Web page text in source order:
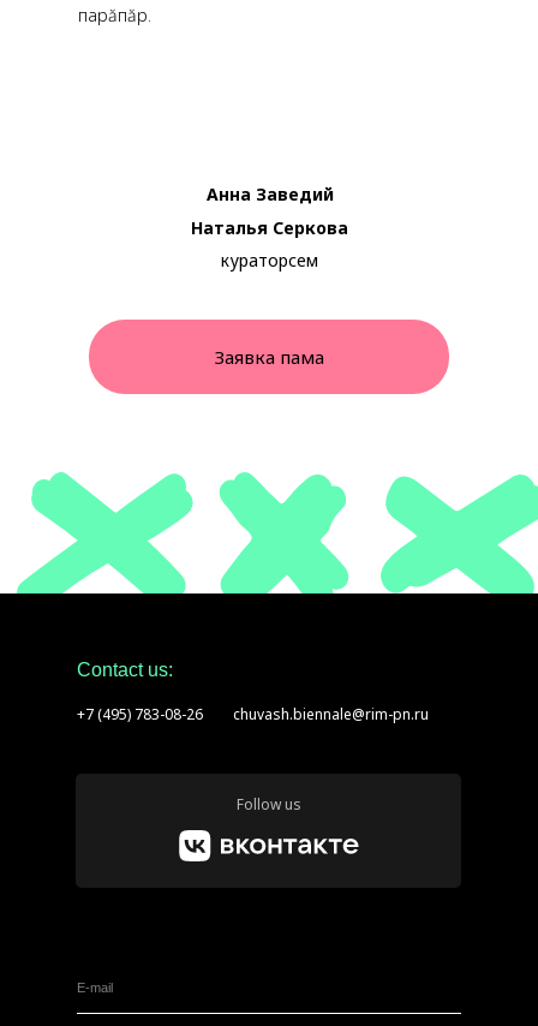
парăпăр.
кураторсем
Наталья Серкова
Анна Заведий
Заявка пама
Contact us:
+7 (495) 783-08-26 chuvash.biennale@rim-pn.ru
Follow us